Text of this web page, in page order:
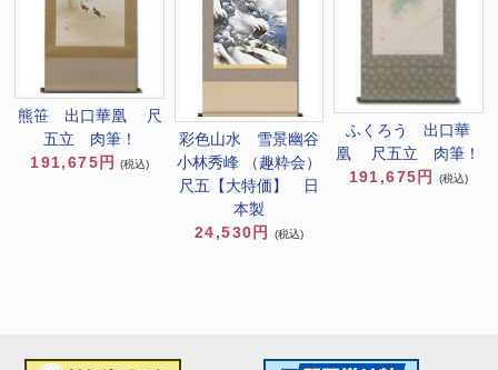
熊笹 出口華凰 尺
五立 肉筆！
191,675円
(税込)
彩色山水 雪景幽谷
小林秀峰 （趣粋会）
尺五【大特価】 日
本製
24,530円
(税込)
ふくろう 出口華
凰 尺五立 肉筆！
191,675円
(税込)